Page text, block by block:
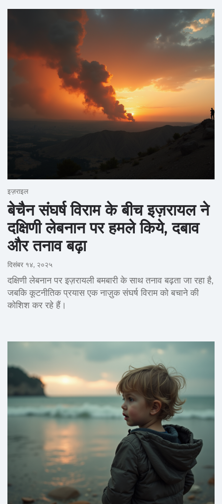
इज़राइल
बेचैन संघर्ष विराम के बीच इज़रायल ने
दक्षिणी लेबनान पर हमले किये, दबाव
और तनाव बढ़ा
दिसंबर १४, २०२५
दक्षिणी लेबनान पर इज़रायली बमबारी के साथ तनाव बढ़ता जा रहा है,
जबकि कूटनीतिक प्रयास एक नाज़ुक संघर्ष विराम को बचाने की
कोशिश कर रहे हैं।